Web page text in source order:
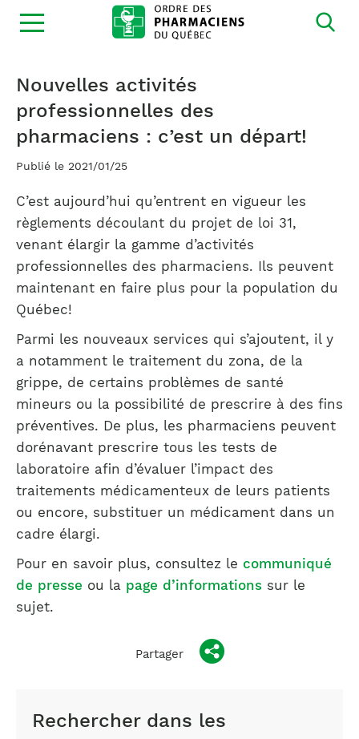
Ouvrir
la
Rechercher dans les
Nouvelles activités
professionnelles des
pharmaciens : c’est un départ!
Publié le 2021/01/25
C’est aujourd’hui qu’entrent en vigueur les
règlements découlant du projet de loi 31,
venant élargir la gamme d’activités
professionnelles des pharmaciens. Ils peuvent
maintenant en faire plus pour la population du
Québec!
Parmi les nouveaux services qui s’ajoutent, il y
a notamment le traitement du zona, de la
grippe, de certains problèmes de santé
mineurs ou la possibilité de prescrire à des fins
préventives. De plus, les pharmaciens peuvent
dorénavant prescrire tous les tests de
laboratoire afin d’évaluer l’impact des
traitements médicamenteux de leurs patients
ou encore, substituer un médicament dans un
cadre élargi.
Pour en savoir plus, consultez le communiqué
de presse ou la page d’informations sur le
sujet.
Partager